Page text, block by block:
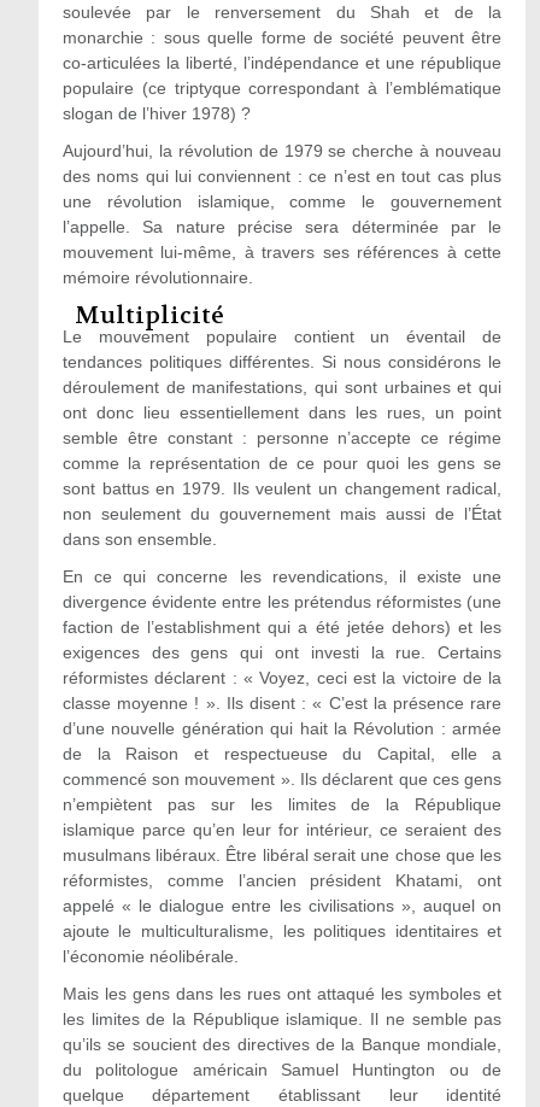
soulevée par le renversement du Shah et de la
monarchie : sous quelle forme de société peuvent être
co-articulées la liberté, l’indépendance et une république
populaire (ce triptyque correspondant à l’emblématique
slogan de l’hiver 1978) ?
Aujourd’hui, la révolution de 1979 se cherche à nouveau
des noms qui lui conviennent : ce n’est en tout cas plus
une révolution islamique, comme le gouvernement
l’appelle. Sa nature précise sera déterminée par le
mouvement lui-même, à travers ses références à cette
mémoire révolutionnaire.
Multiplicité
Le mouvement populaire contient un éventail de
tendances politiques différentes. Si nous considérons le
déroulement de manifestations, qui sont urbaines et qui
ont donc lieu essentiellement dans les rues, un point
semble être constant : personne n’accepte ce régime
comme la représentation de ce pour quoi les gens se
sont battus en 1979. Ils veulent un changement radical,
non seulement du gouvernement mais aussi de l’État
dans son ensemble.
En ce qui concerne les revendications, il existe une
divergence évidente entre les prétendus réformistes (une
faction de l’establishment qui a été jetée dehors) et les
exigences des gens qui ont investi la rue. Certains
réformistes déclarent : « Voyez, ceci est la victoire de la
classe moyenne ! ». Ils disent : « C’est la présence rare
d’une nouvelle génération qui hait la Révolution : armée
de la Raison et respectueuse du Capital, elle a
commencé son mouvement ». Ils déclarent que ces gens
n’empiètent pas sur les limites de la République
islamique parce qu’en leur for intérieur, ce seraient des
musulmans libéraux. Être libéral serait une chose que les
réformistes, comme l’ancien président Khatami, ont
appelé « le dialogue entre les civilisations », auquel on
ajoute le multiculturalisme, les politiques identitaires et
l’économie néolibérale.
Mais les gens dans les rues ont attaqué les symboles et
les limites de la République islamique. Il ne semble pas
qu’ils se soucient des directives de la Banque mondiale,
du politologue américain Samuel Huntington ou de
quelque département établissant leur identité